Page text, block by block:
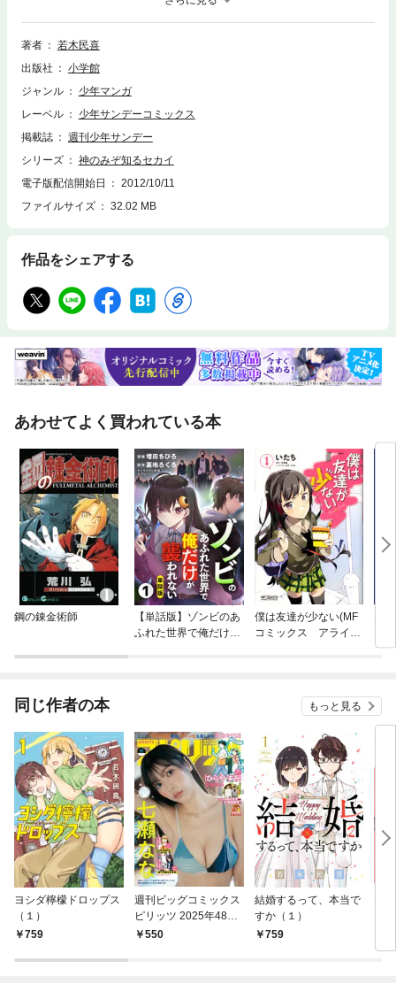
ックをしていた桂馬の元に「攻略してほしい女がいる」との挑発メールが
届く。落とし神のプライドから即座に返信すると、上空から謎の女の子・
エルシィが爆風と共に舞い降りてきて…！？
著者
若木民喜
出版社
小学館
ジャンル
少年マンガ
レーベル
少年サンデーコミックス
掲載誌
週刊少年サンデー
シリーズ
神のみぞ知るセカイ
電子版配信開始日
2012/10/11
ファイルサイズ
32.02 MB
作品をシェアする
あわせてよく買われている本
鋼の錬金術師
【単話版】ゾンビのあ
ふれた世界で俺だけが
僕は友達が少ない(MF
コミックス アライブ
セ
同じ作者の本 もっと見る
ヨシダ檸檬ドロップス
（１）
759
週刊ビッグコミックス
ピリッツ 2025年48号
【デジタル版限定グラ
550
結婚するって、本当で
すか（１）
759